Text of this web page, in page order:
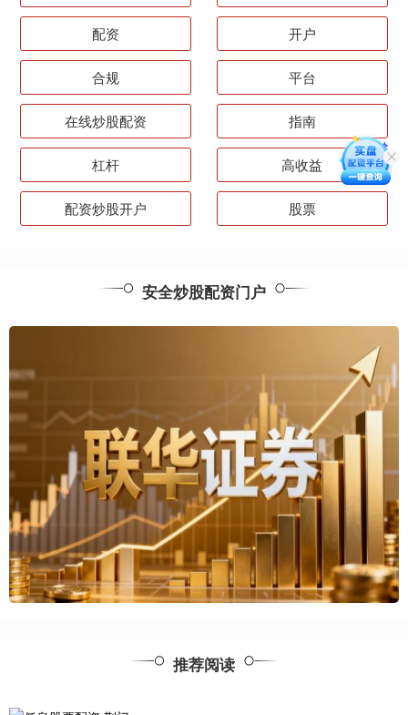
配资 开户
合规 平台
在线炒股配资 指南
杠杆 高收益
配资炒股开户 股票
安全炒股配资门户
推荐阅读